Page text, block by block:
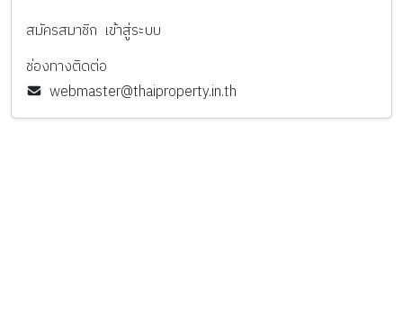
สมัครสมาชิก เข้าสู่ระบบ
ช่องทางติดต่อ
webmaster@thaiproperty.in.th